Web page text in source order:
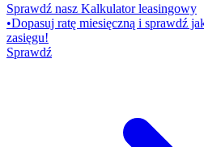
Sprawdź nasz Kalkulator leasingowy
•Dopasuj ratę miesięczną i sprawdź
zasięgu!
Sprawdź